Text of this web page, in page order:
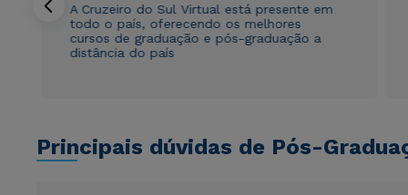
A Cruzeiro do Sul Virtual está presente em
todo o país, oferecendo os melhores
cursos de graduação e pós-graduação a
distância do país
Principais dúvidas de Pós-